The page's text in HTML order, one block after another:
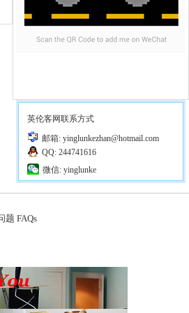
英伦客网联系方式
邮箱: yinglunkezhan@hotmail.com
QQ: 244741616
微信: yinglunke
题 FAQs